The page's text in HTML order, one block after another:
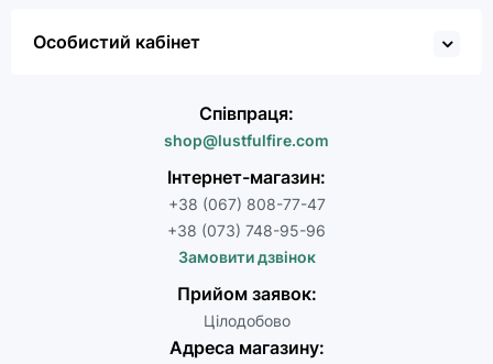
Особистий кабінет
Співпраця:
shop@lustfulfire.com
Інтернет-магазин:
+38 (067) 808-77-47
+38 (073) 748-95-96
Замовити дзвінок
Прийом заявок:
Цілодобово
Адреса магазину: